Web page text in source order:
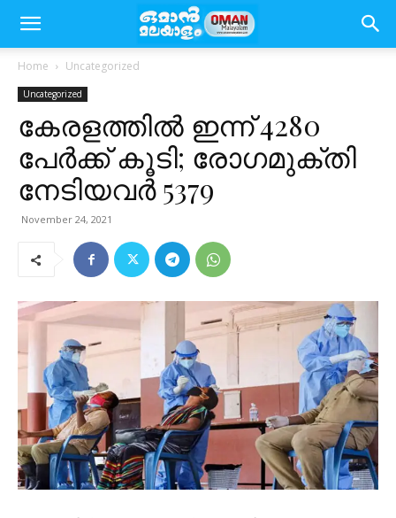
Home Uncategorized
Uncategorized
കേരളത്തിൽ ഇന്ന് 4280
പേര്‍ക്ക് കൂടി; രോഗമുക്തി
നേടിയവര്‍ 5379
November 24, 2021